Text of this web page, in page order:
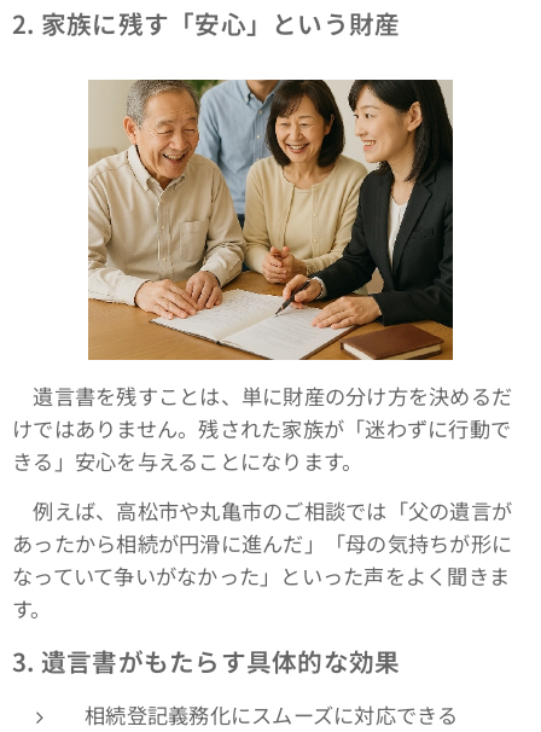
2. 家族に残す「安心」という財産
遺言書を残すことは、単に財産の分け方を決めるだ
けではありません。残された家族が「迷わずに行動で
きる」安心を与えることになります。
例えば、高松市や丸亀市のご相談では「父の遺言が
あったから相続が円滑に進んだ」「母の気持ちが形に
なっていて争いがなかった」といった声をよく聞きま
す。
3. 遺言書がもたらす具体的な効果
相続登記義務化にスムーズに対応できる